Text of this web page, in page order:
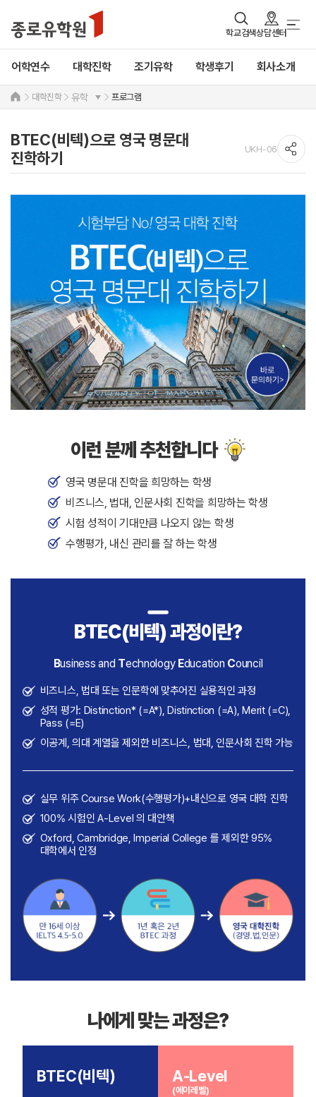
학교검색상담센터
어학연수 대학진학 조기유학 학생후기 회사소개
대학진학 유학 프로그램
BTEC(비텍)으로 영국 명문대
진학하기
UKH-06
이런 분께 추천합니다
영국 명문대 진학을 희망하는 학생
비즈니스, 법대, 인문사회 진학을 희망하는 학생
시험 성적이 기대만큼 나오지 않는 학생
수행평가, 내신 관리를 잘 하는 학생
BTEC(비텍) 과정이란?
Business and Technology Education Council
비즈니스, 법대 또는 인문학에 맞추어진 실용적인 과정
성적 평가: Distinction* (=A*), Distinction (=A), Merit (=C),
Pass (=E)
이공계, 의대 계열을 제외한 비즈니스, 법대, 인문사회 진학 가능
실무 위주 Course Work(수행평가)+내신으로 영국 대학 진학
100% 시험인 A-Level 의 대안책
Oxford, Cambridge, Imperial College 를 제외한 95%
대학에서 인정
나에게 맞는 과정은?
BTEC(비텍) A-Level
(에이레벨)